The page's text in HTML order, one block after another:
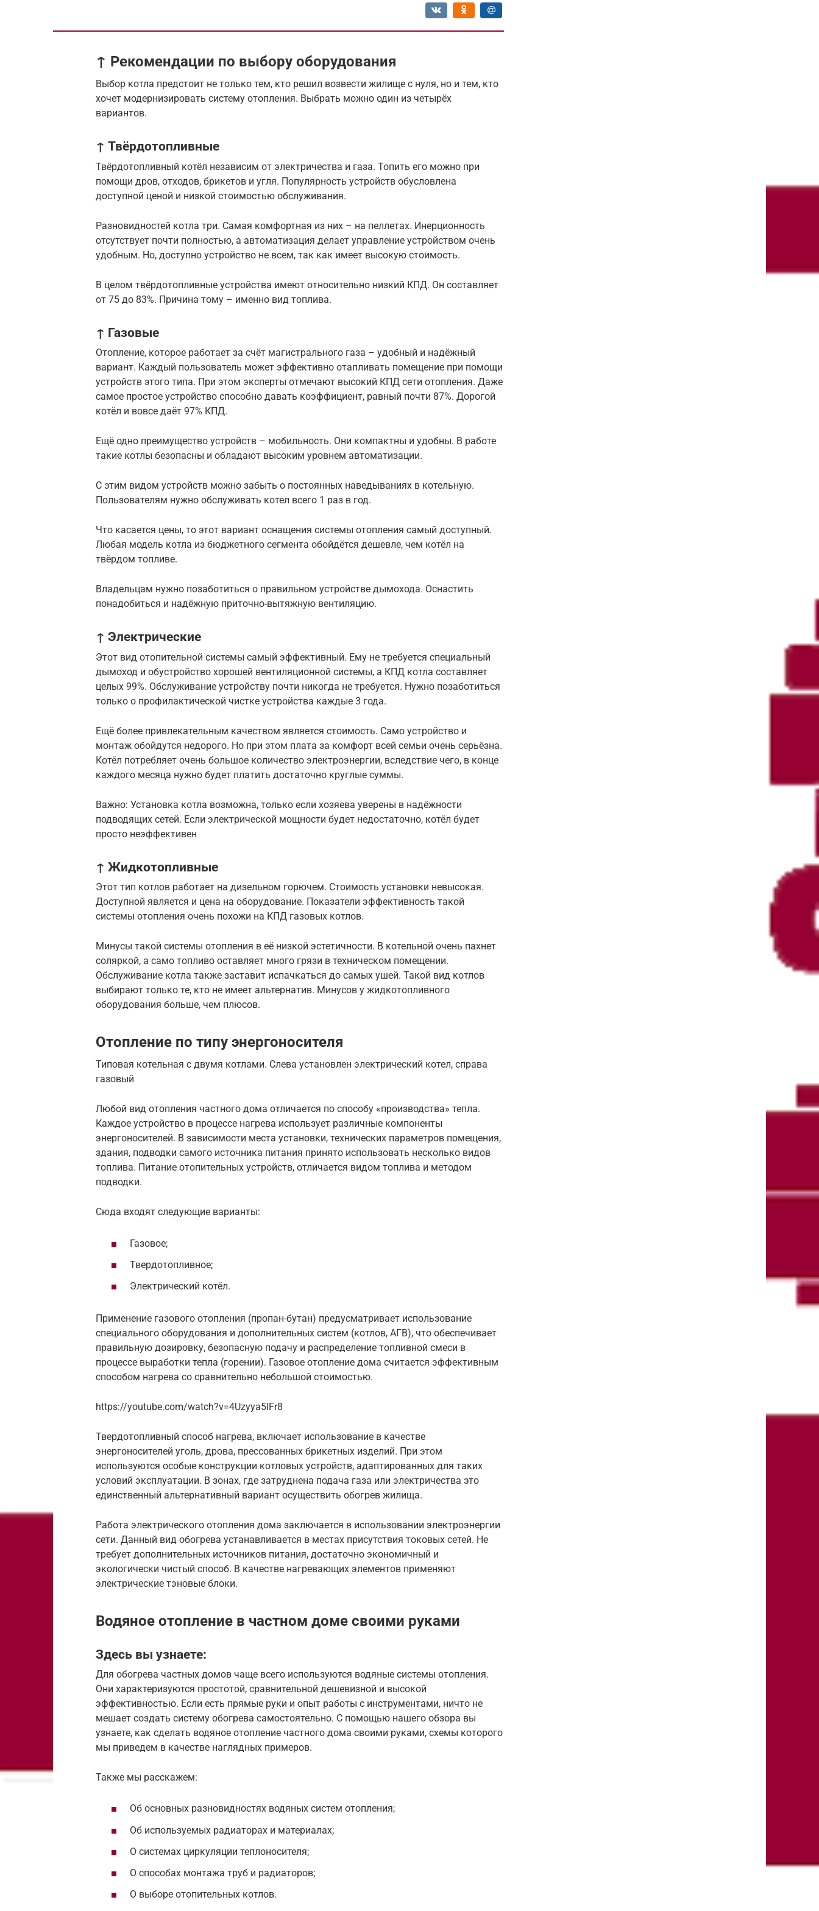
↑ Рекомендации по выбору оборудования
Выбор котла предстоит не только тем, кто решил возвести жилище с нуля, но и тем, кто
хочет модернизировать систему отопления. Выбрать можно один из четырёх
вариантов.
↑ Твёрдотопливные
Твёрдотопливный котёл независим от электричества и газа. Топить его можно при
помощи дров, отходов, брикетов и угля. Популярность устройств обусловлена
доступной ценой и низкой стоимостью обслуживания.
Разновидностей котла три. Самая комфортная из них – на пеллетах. Инерционность
отсутствует почти полностью, а автоматизация делает управление устройством очень
удобным. Но, доступно устройство не всем, так как имеет высокую стоимость.
В целом твёрдотопливные устройства имеют относительно низкий КПД. Он составляет
от 75 до 83%. Причина тому – именно вид топлива.
↑ Газовые
Отопление, которое работает за счёт магистрального газа – удобный и надёжный
вариант. Каждый пользователь может эффективно отапливать помещение при помощи
устройств этого типа. При этом эксперты отмечают высокий КПД сети отопления. Даже
самое простое устройство способно давать коэффициент, равный почти 87%. Дорогой
котёл и вовсе даёт 97% КПД.
Ещё одно преимущество устройств – мобильность. Они компактны и удобны. В работе
такие котлы безопасны и обладают высоким уровнем автоматизации.
С этим видом устройств можно забыть о постоянных наведываниях в котельную.
Пользователям нужно обслуживать котел всего 1 раз в год.
Что касается цены, то этот вариант оснащения системы отопления самый доступный.
Любая модель котла из бюджетного сегмента обойдётся дешевле, чем котёл на
твёрдом топливе.
Владельцам нужно позаботиться о правильном устройстве дымохода. Оснастить
понадобиться и надёжную приточно-вытяжную вентиляцию.
↑ Электрические
Этот вид отопительной системы самый эффективный. Ему не требуется специальный
дымоход и обустройство хорошей вентиляционной системы, а КПД котла составляет
целых 99%. Обслуживание устройству почти никогда не требуется. Нужно позаботиться
только о профилактической чистке устройства каждые 3 года.
Ещё более привлекательным качеством является стоимость. Само устройство и
монтаж обойдутся недорого. Но при этом плата за комфорт всей семьи очень серьёзна.
Котёл потребляет очень большое количество электроэнергии, вследствие чего, в конце
каждого месяца нужно будет платить достаточно круглые суммы.
Важно: Установка котла возможна, только если хозяева уверены в надёжности
подводящих сетей. Если электрической мощности будет недостаточно, котёл будет
просто неэффективен
↑ Жидкотопливные
Этот тип котлов работает на дизельном горючем. Стоимость установки невысокая.
Доступной является и цена на оборудование. Показатели эффективность такой
системы отопления очень похожи на КПД газовых котлов.
Минусы такой системы отопления в её низкой эстетичности. В котельной очень пахнет
соляркой, а само топливо оставляет много грязи в техническом помещении.
Обслуживание котла также заставит испачкаться до самых ушей. Такой вид котлов
выбирают только те, кто не имеет альтернатив. Минусов у жидкотопливного
оборудования больше, чем плюсов.
Отопление по типу энергоносителя
Типовая котельная с двумя котлами. Слева установлен электрический котел, справа
газовый
Любой вид отопления частного дома отличается по способу «производства» тепла.
Каждое устройство в процессе нагрева использует различные компоненты
энергоносителей. В зависимости места установки, технических параметров помещения,
здания, подводки самого источника питания принято использовать несколько видов
топлива. Питание отопительных устройств, отличается видом топлива и методом
подводки.
Сюда входят следующие варианты:
Газовое;
Твердотопливное;
Электрический котёл.
Применение газового отопления (пропан-бутан) предусматривает использование
специального оборудования и дополнительных систем (котлов, АГВ), что обеспечивает
правильную дозировку, безопасную подачу и распределение топливной смеси в
процессе выработки тепла (горении). Газовое отопление дома считается эффективным
способом нагрева со сравнительно небольшой стоимостью.
https://youtube.com/watch?v=4Uzyya5lFr8
Твердотопливный способ нагрева, включает использование в качестве
энергоносителей уголь, дрова, прессованных брикетных изделий. При этом
используются особые конструкции котловых устройств, адаптированных для таких
условий эксплуатации. В зонах, где затруднена подача газа или электричества это
единственный альтернативный вариант осуществить обогрев жилища.
Работа электрического отопления дома заключается в использовании электроэнергии
сети. Данный вид обогрева устанавливается в местах присутствия токовых сетей. Не
требует дополнительных источников питания, достаточно экономичный и
экологически чистый способ. В качестве нагревающих элементов применяют
электрические тэновые блоки.
Водяное отопление в частном доме своими руками
Здесь вы узнаете:
Для обогрева частных домов чаще всего используются водяные системы отопления.
Они характеризуются простотой, сравнительной дешевизной и высокой
эффективностью. Если есть прямые руки и опыт работы с инструментами, ничто не
мешает создать систему обогрева самостоятельно. С помощью нашего обзора вы
узнаете, как сделать водяное отопление частного дома своими руками, схемы которого
мы приведем в качестве наглядных примеров.
Также мы расскажем:
Об основных разновидностях водяных систем отопления;
Об используемых радиаторах и материалах;
О системах циркуляции теплоносителя;
О способах монтажа труб и радиаторов;
О выборе отопительных котлов.